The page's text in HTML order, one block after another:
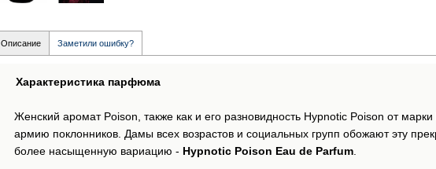
Описание Заметили ошибку?
Характеристика парфюма
Женский аромат Poison, также как и его разновидность Hypnotic Poison от
армию поклонников. Дамы всех возрастов и социальных групп обожают эту
более насыщенную вариацию - Hypnotic Poison Eau de Parfum